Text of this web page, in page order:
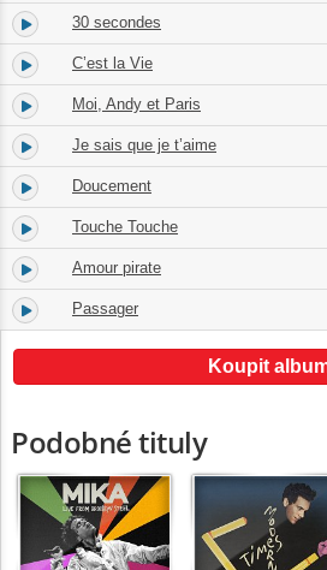
5. 30 secondes
6. C’est la Vie
7. Moi, Andy et Paris
8. Je sais que je t’aime
9. Doucement
10. Touche Touche
11. Amour pirate
12. Passager
Koupit
Podobné tituly